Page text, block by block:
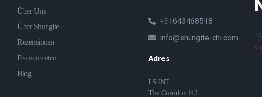
Über Uns
Über Shungite
Rezensionen
Evenementen
Blog
+31643468518
info@shungite-chi.com
Adres
LS INT
The Corridor 14J